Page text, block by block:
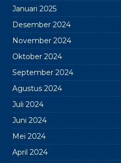
Januari 2025
Desember 2024
November 2024
Oktober 2024
September 2024
Agustus 2024
Juli 2024
Juni 2024
Mei 2024
April 2024